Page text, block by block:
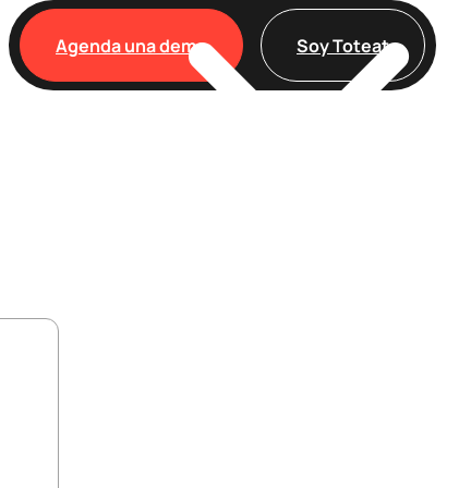
Agenda una demo Soy Toteat